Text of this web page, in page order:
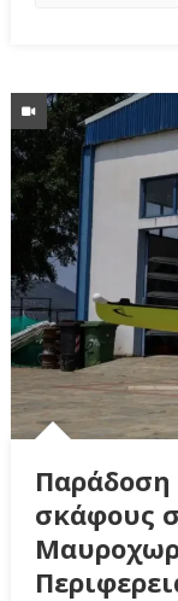
σκάφους